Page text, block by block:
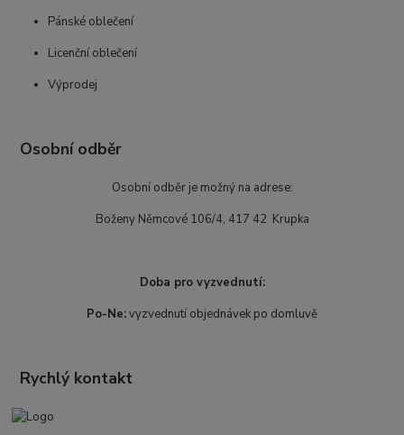
Pánské oblečení
Licenční oblečení
Výprodej
Osobní odběr
Osobní odběr je možný na adrese:
Boženy Němcové 106/4, 417 42 Krupka
Doba pro vyzvednutí:
Po-Ne:vyzvednutí objednávek po domluvě
Rychlý kontakt